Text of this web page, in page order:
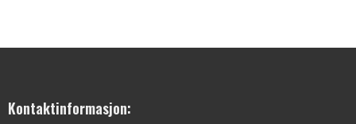
Kontaktinformasjon: